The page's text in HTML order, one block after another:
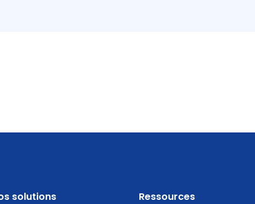
solutions
Ressources